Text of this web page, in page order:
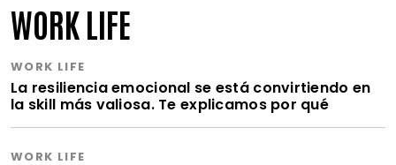
WORK LIFE
WORK LIFE
La resiliencia emocional se está convirtiendo en
la skill más valiosa. Te explicamos por qué
WORK LIFE